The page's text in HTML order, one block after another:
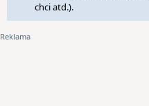
chci atd.).